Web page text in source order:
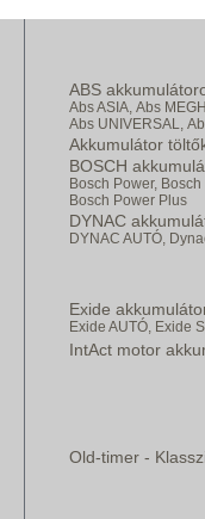
ABS
Abs ASIA, Abs
Abs UNIVERSAL,
Akkumulátor
BOSCH
Bosch Power, Bosch
Bosch Power Plus
DYNAC
DYNAC AUTÓ,
Exide
Exide AUTÓ, Exide
IntAct motor
Old-timer -